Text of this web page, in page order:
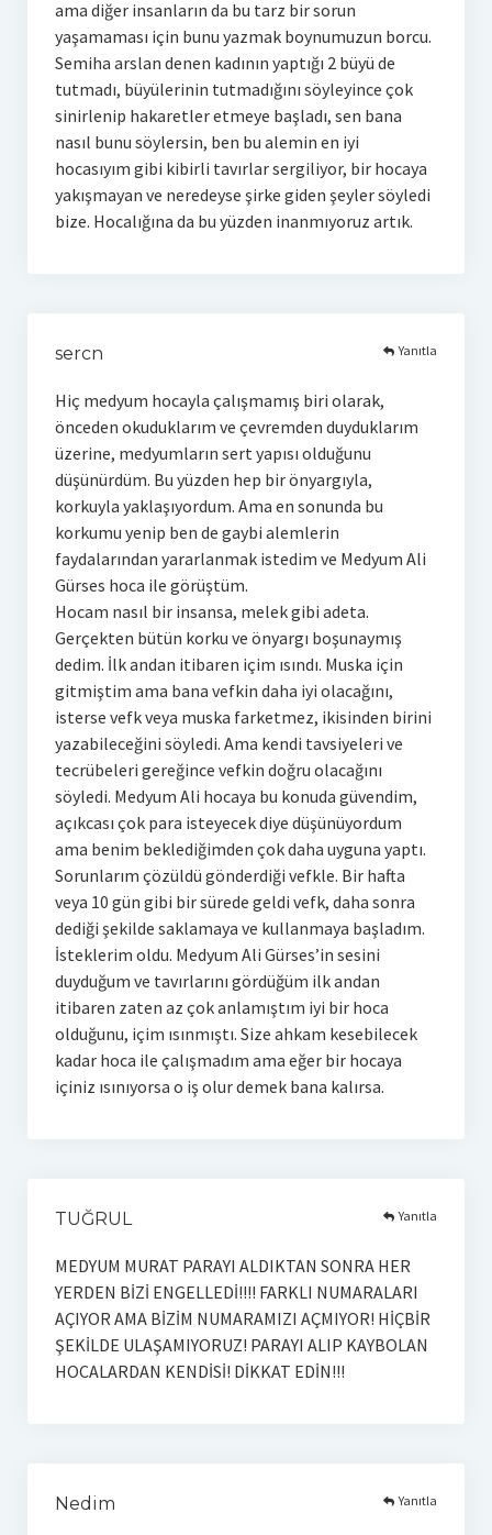
ama diğer insanların da bu tarz bir sorun
yaşamaması için bunu yazmak boynumuzun borcu.
Semiha arslan denen kadının yaptığı 2 büyü de
tutmadı, büyülerinin tutmadığını söyleyince çok
sinirlenip hakaretler etmeye başladı, sen bana
nasıl bunu söylersin, ben bu alemin en iyi
hocasıyım gibi kibirli tavırlar sergiliyor, bir hocaya
yakışmayan ve neredeyse şirke giden şeyler söyledi
bize. Hocalığına da bu yüzden inanmıyoruz artık.
sercn
Hiç medyum hocayla çalışmamış biri olarak,
önceden okuduklarım ve çevremden duyduklarım
üzerine, medyumların sert yapısı olduğunu
düşünürdüm. Bu yüzden hep bir önyargıyla,
korkuyla yaklaşıyordum. Ama en sonunda bu
korkumu yenip ben de gaybi alemlerin
faydalarından yararlanmak istedim ve Medyum Ali
Gürses hoca ile görüştüm.
Hocam nasıl bir insansa, melek gibi adeta.
Gerçekten bütün korku ve önyargı boşunaymış
dedim. İlk andan itibaren içim ısındı. Muska için
gitmiştim ama bana vefkin daha iyi olacağını,
isterse vefk veya muska farketmez, ikisinden birini
yazabileceğini söyledi. Ama kendi tavsiyeleri ve
tecrübeleri gereğince vefkin doğru olacağını
söyledi. Medyum Ali hocaya bu konuda güvendim,
açıkcası çok para isteyecek diye düşünüyordum
ama benim beklediğimden çok daha uyguna yaptı.
Sorunlarım çözüldü gönderdiği vefkle. Bir hafta
veya 10 gün gibi bir sürede geldi vefk, daha sonra
dediği şekilde saklamaya ve kullanmaya başladım.
İsteklerim oldu. Medyum Ali Gürses’in sesini
duyduğum ve tavırlarını gördüğüm ilk andan
itibaren zaten az çok anlamıştım iyi bir hoca
olduğunu, içim ısınmıştı. Size ahkam kesebilecek
kadar hoca ile çalışmadım ama eğer bir hocaya
içiniz ısınıyorsa o iş olur demek bana kalırsa.
Yanıtla
TUĞRUL
MEDYUM MURAT PARAYI ALDIKTAN SONRA HER
YERDEN BİZİ ENGELLEDİ!!!! FARKLI NUMARALARI
AÇIYOR AMA BİZİM NUMARAMIZI AÇMIYOR! HİÇBİR
ŞEKİLDE ULAŞAMIYORUZ! PARAYI ALIP KAYBOLAN
HOCALARDAN KENDİSİ! DİKKAT EDİN!!!
Yanıtla
Nedim Yanıtla